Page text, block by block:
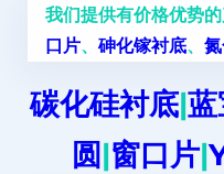
我们提供有价格优势
口片、 砷化镓衬底、
碳化硅衬底|蓝
圆|窗口片|